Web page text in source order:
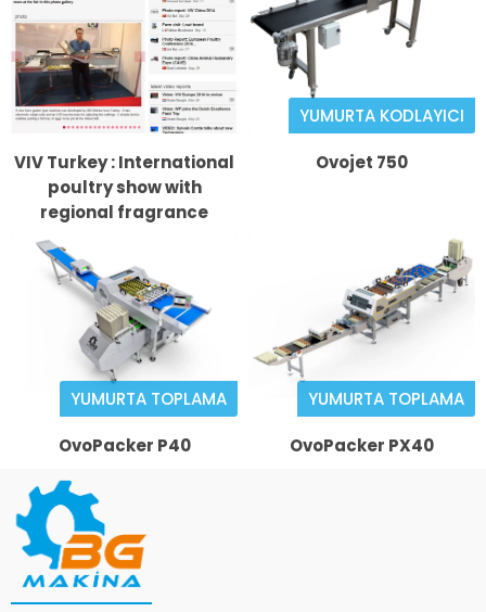
VIV Turkey : International
poultry show with
regional fragrance
YUMURTA KODLAYICI
Ovojet 750
YUMURTA TOPLAMA
OvoPacker P40
YUMURTA TOPLAMA
OvoPacker PX40